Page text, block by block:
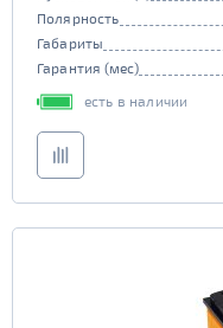
Полярность
Габариты
Гарантия (мес)
есть в наличии